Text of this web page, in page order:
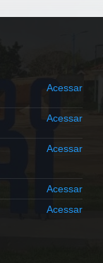
Acessar
Acessar
Acessar
Acessar
Acessar